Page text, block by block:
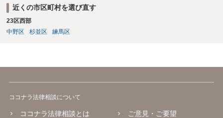
近くの市区町村を選び直す
23区西部
中野区
杉並区 練馬区
ココナラ法律相談について
ココナラ法律相談とは
ご意見・ご要望